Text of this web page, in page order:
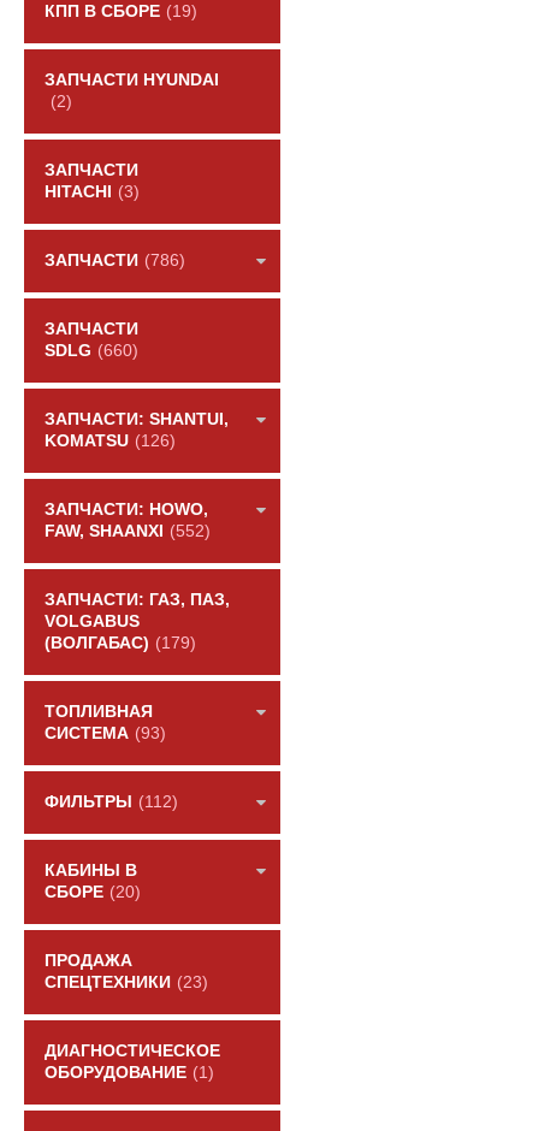
КПП В СБОРЕ (19)
ЗАПЧАСТИ HYUNDAI
(2)
ЗАПЧАСТИ
HITACHI
(3)
ЗАПЧАСТИ (786)
ЗАПЧАСТИ
SDLG (660)
ЗАПЧАСТИ: SHANTUI,
KOMATSU (126)
ЗАПЧАСТИ: HOWO,
FAW, SHAANXI
(552)
ЗАПЧАСТИ: ГАЗ, ПАЗ,
VOLGABUS
(ВОЛГАБАС) (179)
ТОПЛИВНАЯ
СИСТЕМА (93)
ФИЛЬТРЫ (112)
КАБИНЫ В
СБОРЕ (20)
ПРОДАЖА
СПЕЦТЕХНИКИ (23)
ДИАГНОСТИЧЕСКОЕ
ОБОРУДОВАНИЕ (1)